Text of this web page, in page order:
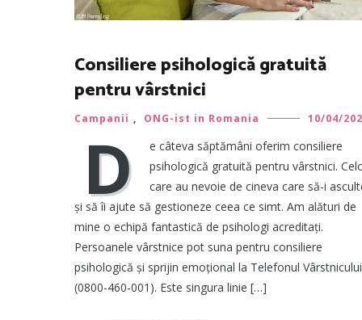
Consiliere psihologică gratuită
pentru vârstnici
Campanii , ONG-ist in Romania 10/04/
D
e câteva săptămâni oferim consiliere
psihologică gratuită pentru vârstnici.
care au nevoie de cineva care să-i
și să îi ajute să gestioneze ceea ce simt. Am alături de
mine o echipă fantastică de psihologi acreditați.
Persoanele vârstnice pot suna pentru consiliere
psihologică și sprijin emoțional la Telefonul Vârstnicului
(0800-460-001). Este singura linie […]